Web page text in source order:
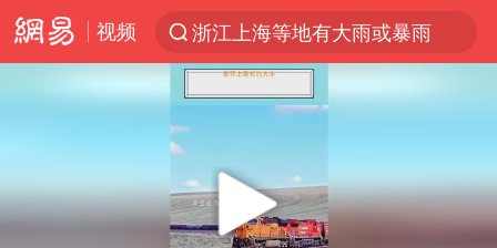
视频
浙江上海等地有大雨或暴雨
光影经济撬动暑期消费新蓝海
《欢迎来龙餐馆》口碑
西湖突现狂风暴雨 游客瞬间被浇透